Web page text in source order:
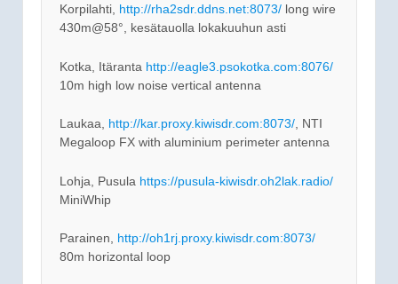
Korpilahti, http://rha2sdr.ddns.net:8073/ long wire
430m@58°, kesätauolla lokakuuhun asti
Kotka, Itäranta http://eagle3.psokotka.com:8076/
10m high low noise vertical antenna
Laukaa, http://kar.proxy.kiwisdr.com:8073/, NTI
Megaloop FX with aluminium perimeter antenna
Lohja, Pusula https://pusula-kiwisdr.oh2lak.radio/
MiniWhip
Parainen, http://oh1rj.proxy.kiwisdr.com:8073/
80m horizontal loop